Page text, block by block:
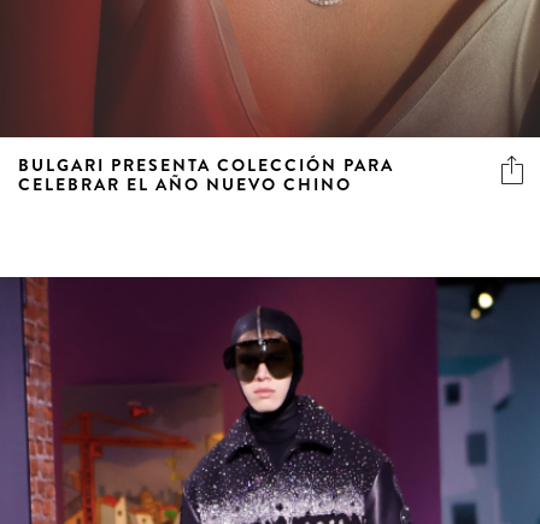
BULGARI PRESENTA COLECCIÓN PARA
CELEBRAR EL AÑO NUEVO CHINO